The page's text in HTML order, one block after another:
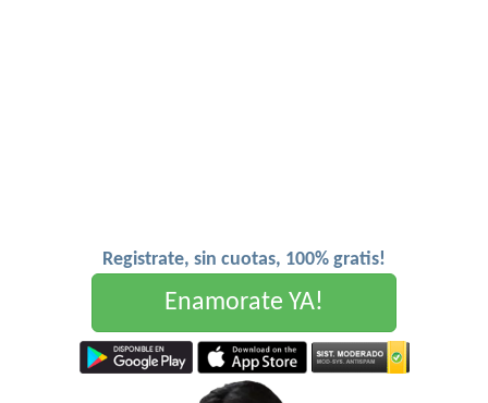
Registrate, sin cuotas, 100% gratis!
Enamorate YA!